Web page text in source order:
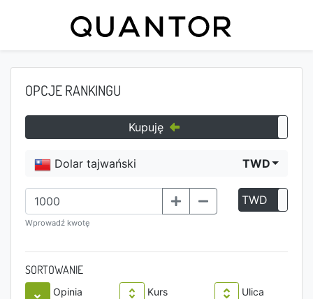
OPCJE RANKINGU
Kupuję
Dolar tajwański TWD
Wprowadź kwotę
TWD
SORTOWANIE
Opinia Kurs Ulica